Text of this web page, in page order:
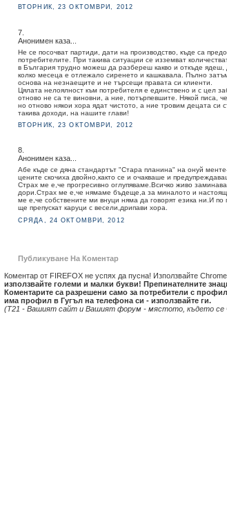
ВТОРНИК, 23 ОКТОМВРИ, 2012
7.
Анонимен каза...
Не се посочват партиди, дати на производство, къде са
потребителите. При такива ситуации се изземват
в България трудно можеш да разбереш какво и откъде ядеш,
колко месеца е отлежало сиренето и кашкавала. Пълно
основа на незнаещите и не търсещи правата си клиенти.
Цялата нелоялност към потребителя е единствено и с цел
отново не са те виновни, а ние, потърпевшите. Някой писа,
но отново някои хора ядат чистото, а ние тровим децата си
такива доходи, на нашите глави!
ВТОРНИК, 23 ОКТОМВРИ, 2012
8.
Анонимен каза...
Абе къде се дяна стандартът "Стара планина" на онуй
цените скочиха двойно,както се и очакваше и
Страх ме е,че прогресивно оглупяваме.Всичко живо
дори.Страх ме е,че нямаме бъдеще,а за миналото и
ме е,че собствените ми внуци няма да говорят езика ни.И по
ще препускат каруци с весели,дрипави хора.
СРЯДА, 24 ОКТОМВРИ, 2012
Публикуване На Коментар
Коментар от FIREFOX не успях да пусна! Използвайте
използвайте големи и малки букви! Препинателните
Коментарите са разрешени само за потребители с
има профил в Гугъл на телефона си - използвайте ги.
(Т21 - Вашият сайт и Вашият форум - мястото, където се